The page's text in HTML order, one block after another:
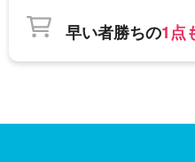
早い者勝ちの1点